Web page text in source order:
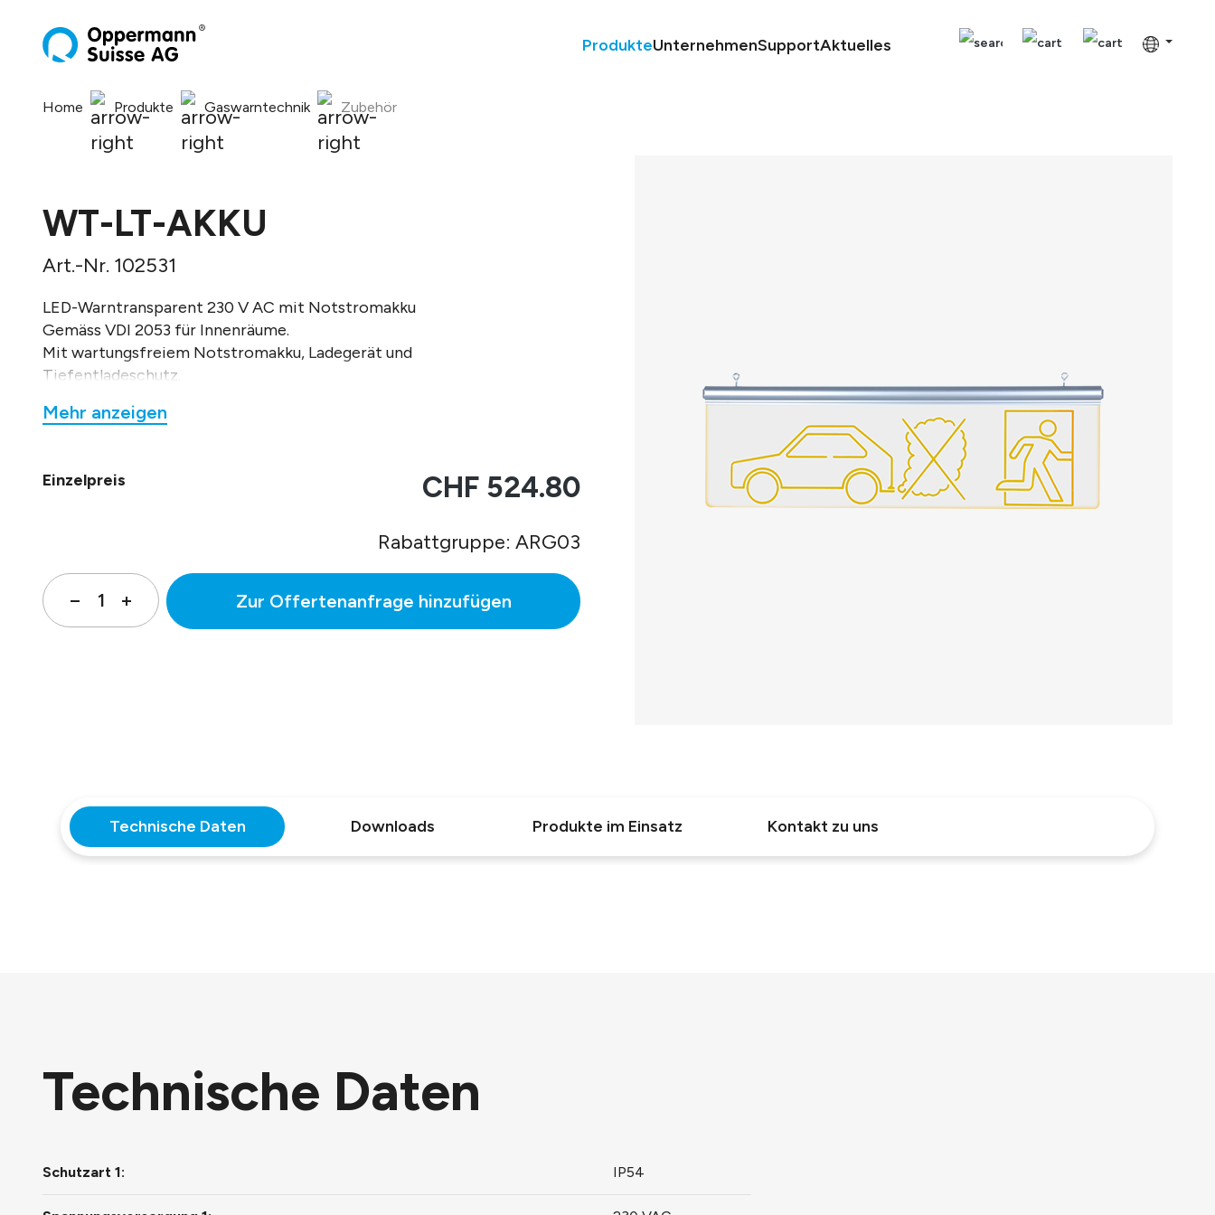
ProdukteUnternehmenSupportAktuelles
Home Produkte Gaswarntechnik Zubehör
WT-LT-AKKU
Art.-Nr. 102531
LED-Warntransparent 230 V AC mit Notstromakku
Gemäss VDI 2053 für Innenräume.
Mit wartungsfreiem Notstromakku, Ladegerät und
Tiefentladeschutz.
Mit Pikogramm (Motor abstellen - Garage verlassen)
Beleuchtung: energiesparend 15 Watt.
Mehr anzeigen
Einzelpreis CHF 524.80
Rabattgruppe: ARG03
Zur Offertenanfrage hinzufügen
Technische Daten Downloads Produkte im Einsatz Kontakt zu uns
Technische Daten
Schutzart 1: IP54